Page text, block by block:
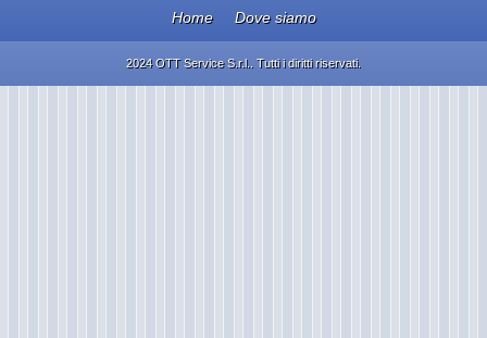
Home Dove siamo
2024 OTT Service S.r.l.. Tutti i diritti riservati.